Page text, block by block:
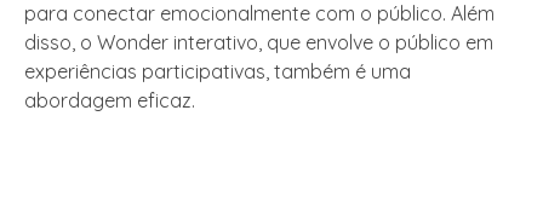
para conectar emocionalmente com o público. Além
disso, o Wonder interativo, que envolve o público em
experiências participativas, também é uma
abordagem eficaz.